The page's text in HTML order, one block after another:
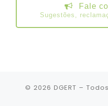
Fale
Sugestões,
© 2026 DGERT –